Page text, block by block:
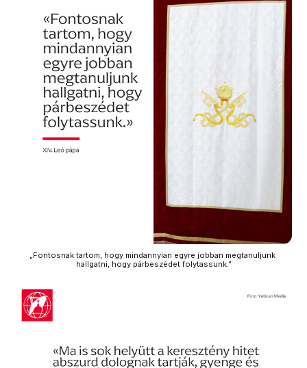
„Fontosnak tartom, hogy mindannyian egyre jobban megtanuljunk
hallgatni, hogy párbeszédet folytassunk.”